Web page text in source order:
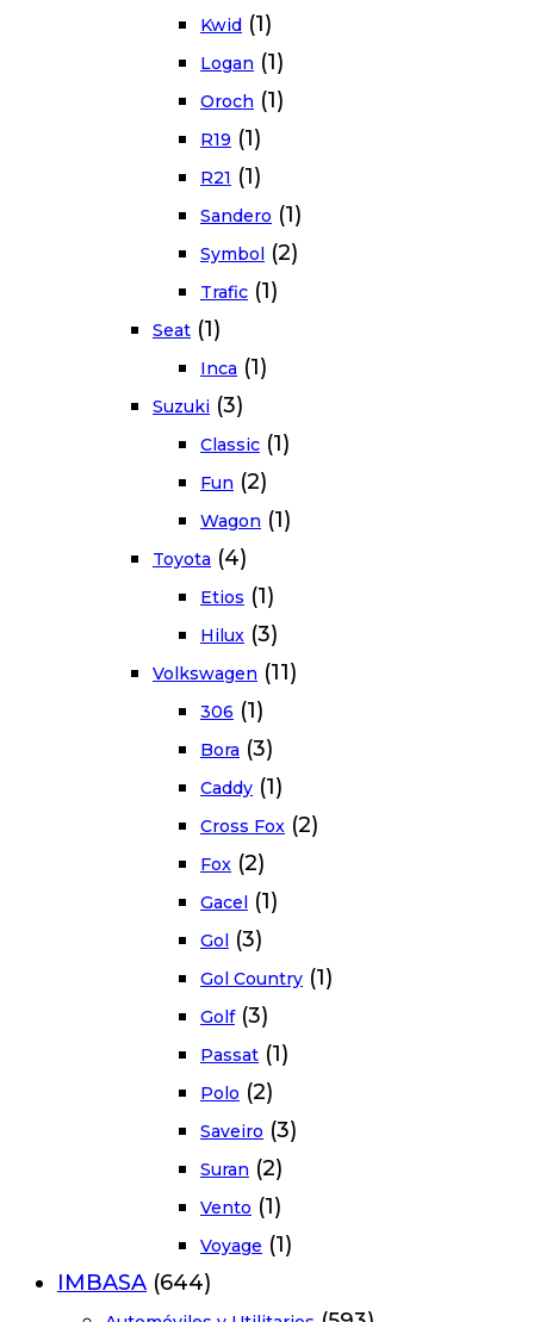
Kwid (1)
Logan (1)
Oroch (1)
R19 (1)
R21 (1)
Sandero (1)
Symbol (2)
Trafic (1)
Seat (1)
Inca (1)
Suzuki (3)
Classic (1)
Fun (2)
Wagon (1)
Toyota (4)
Etios (1)
Hilux (3)
Volkswagen (11)
306 (1)
Bora (3)
Caddy (1)
Cross Fox (2)
Fox (2)
Gacel (1)
Gol (3)
Gol Country (1)
Golf (3)
Passat (1)
Polo (2)
Saveiro (3)
Suran (2)
Vento (1)
Voyage (1)
IMBASA (644)